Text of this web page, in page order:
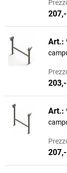
Art.:
Art.: